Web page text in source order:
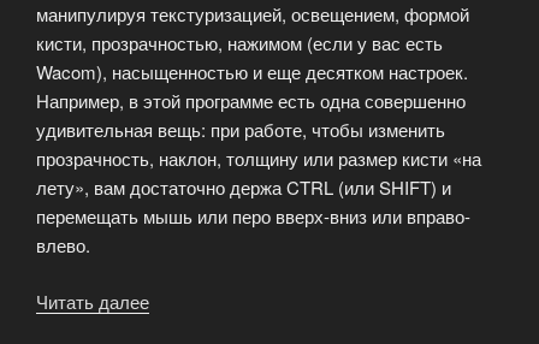
манипулируя текстуризацией, освещением, формой
кисти, прозрачностью, нажимом (если у вас есть
Wacom), насыщенностью и еще десятком настроек.
Например, в этой программе есть одна совершенно
удивительная вещь: при работе, чтобы изменить
прозрачность, наклон, толщину или размер кисти «на
лету», вам достаточно держа CTRL (или SHIFT) и
перемещать мышь или перо вверх-вниз или вправо-
влево.
Читать далее